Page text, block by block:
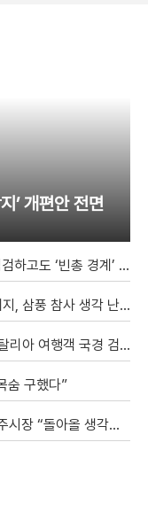
’ 개편안 전면
도 ‘빈총 경계’ 몰랐다
사 생각 난다” [현장영상]
여행객 국경 검문할 것”
숨 구했다”
“돌아올 생각은?”